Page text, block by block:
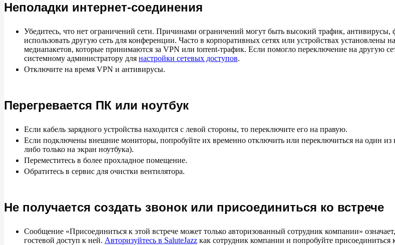
Неполадки интернет-соединения
Убедитесь, что нет ограничений сети. Причинами ограничений могут быть высокий трафик, антивирусы,
использовать другую сеть для конференции. Часто в корпоративных сетях или устройствах установлены
медиапакетов, которые принимаются за VPN или torrent-трафик. Если помогло переключение на другую
системному администратору для настройки сетевых доступов.
Отключите на время VPN и антивирусы.
Перегревается ПК или ноутбук
Если кабель зарядного устройства находится с левой стороны, то переключите его на правую.
Если подключены внешние мониторы, попробуйте их временно отключить или переключиться на один
либо только на экран ноутбука).
Переместитесь в более прохладное помещение.
Обратитесь в сервис для очистки вентилятора.
Не получается создать звонок или присоединиться ко встрече
Сообщение «Присоединиться к этой встрече может только авторизованный сотрудник компании»
гостевой доступ к ней. Авторизуйтесь в SaluteJazz как сотрудник компании и попробуйте присоединиться